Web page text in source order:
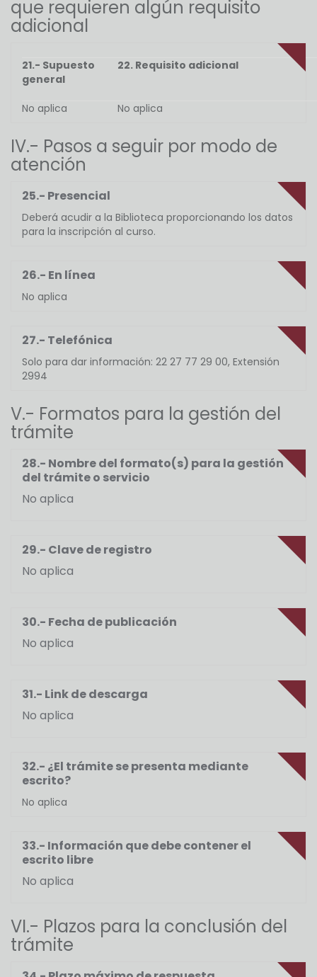
que requieren algún requisito
adicional
21.- Supuesto
general
22. Requisito adicional
No aplica No aplica
IV.- Pasos a seguir por modo de
atención
25.- Presencial
Deberá acudir a la Biblioteca proporcionando los datos
para la inscripción al curso.
26.- En línea
No aplica
27.- Telefónica
Solo para dar información: 22 27 77 29 00, Extensión
2994
V.- Formatos para la gestión del
trámite
28.- Nombre del formato(s) para la gestión
del trámite o servicio
No aplica
29.- Clave de registro
No aplica
30.- Fecha de publicación
No aplica
31.- Link de descarga
No aplica
32.- ¿El trámite se presenta mediante
escrito?
No aplica
33.- Información que debe contener el
escrito libre
No aplica
VI.- Plazos para la conclusión del
trámite